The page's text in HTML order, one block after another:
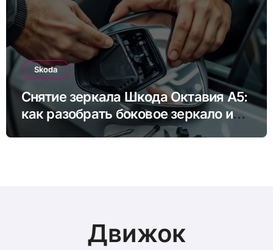
Skoda
Снятие зеркала Шкода Октавия А5:
как разобрать боковое зеркало и
снять зеркальный элемент своими
Движок